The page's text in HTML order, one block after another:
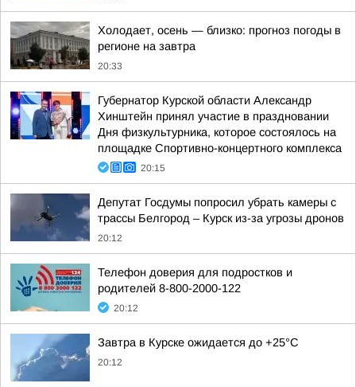
Холодает, осень — близко: прогноз погоды в
регионе на завтра
20:33
Губернатор Курской области Александр
Хинштейн принял участие в праздновании
Дня физкультурника, которое состоялось на
площадке Спортивно-концертного комплекса
20:15
Депутат Госдумы попросил убрать камеры с
трассы Белгород – Курск из-за угрозы дронов
20:12
Телефон доверия для подростков и
родителей 8-800-2000-122
20:12
Завтра в Курске ожидается до +25°C
20:12